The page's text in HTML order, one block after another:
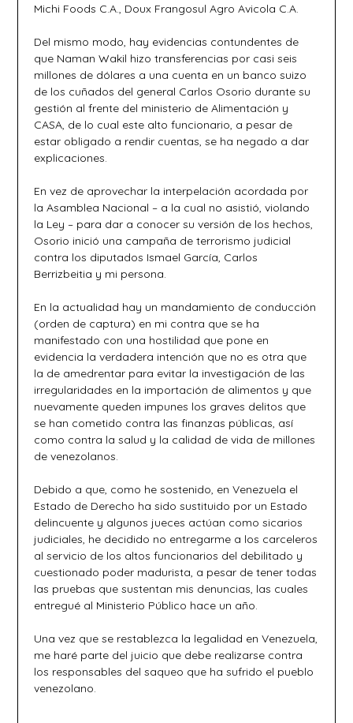
Michi Foods C.A., Doux Frangosul Agro Avicola C.A.
Del mismo modo, hay evidencias contundentes de
que Naman Wakil hizo transferencias por casi seis
millones de dólares a una cuenta en un banco suizo
de los cuñados del general Carlos Osorio durante su
gestión al frente del ministerio de Alimentación y
CASA, de lo cual este alto funcionario, a pesar de
estar obligado a rendir cuentas, se ha negado a dar
explicaciones.
En vez de aprovechar la interpelación acordada por
la Asamblea Nacional – a la cual no asistió, violando
la Ley – para dar a conocer su versión de los hechos,
Osorio inició una campaña de terrorismo judicial
contra los diputados Ismael García, Carlos
Berrizbeitia y mi persona.
En la actualidad hay un mandamiento de conducción
(orden de captura) en mi contra que se ha
manifestado con una hostilidad que pone en
evidencia la verdadera intención que no es otra que
la de amedrentar para evitar la investigación de las
irregularidades en la importación de alimentos y que
nuevamente queden impunes los graves delitos que
se han cometido contra las finanzas públicas, así
como contra la salud y la calidad de vida de millones
de venezolanos.
Debido a que, como he sostenido, en Venezuela el
Estado de Derecho ha sido sustituido por un Estado
delincuente y algunos jueces actúan como sicarios
judiciales, he decidido no entregarme a los carceleros
al servicio de los altos funcionarios del debilitado y
cuestionado poder madurista, a pesar de tener todas
las pruebas que sustentan mis denuncias, las cuales
entregué al Ministerio Público hace un año.
Una vez que se restablezca la legalidad en Venezuela,
me haré parte del juicio que debe realizarse contra
los responsables del saqueo que ha sufrido el pueblo
venezolano.